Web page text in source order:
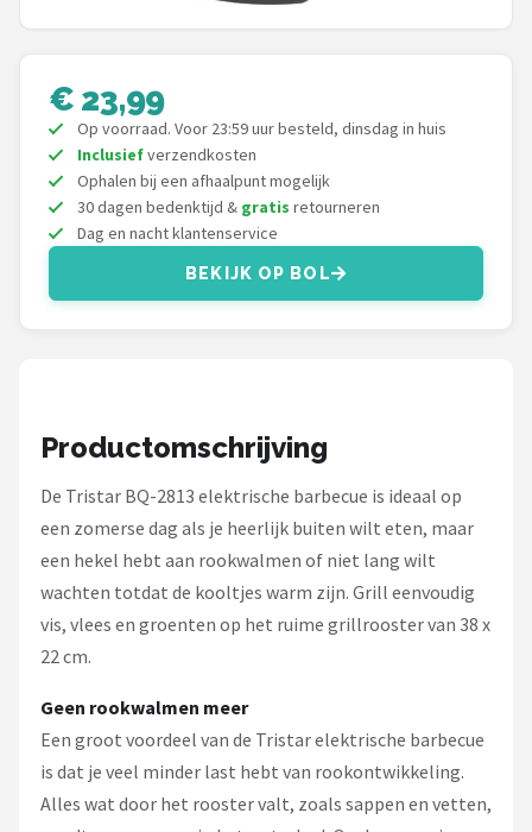
Barbecook
Big Green Egg
The Bastard
OFYR
Yakiniku
Patton
Kamado Joe
Alle merken →
€ 23,99
Op voorraad. Voor 23:59 uur besteld, dinsdag in huis
Inclusiefverzendkosten
Ophalen bij een afhaalpunt mogelijk
30 dagen bedenktijd & gratis retourneren
Dag en nacht klantenservice
BEKIJK OP BOL
Productomschrijving
De Tristar BQ-2813 elektrische barbecue is ideaal op
een zomerse dag als je heerlijk buiten wilt eten, maar
een hekel hebt aan rookwalmen of niet lang wilt
wachten totdat de kooltjes warm zijn. Grill eenvoudig
vis, vlees en groenten op het ruime grillrooster van 38 x
22 cm.
Geen rookwalmen meer
Een groot voordeel van de Tristar elektrische barbecue
is dat je veel minder last hebt van rookontwikkeling.
Alles wat door het rooster valt, zoals sappen en vetten,